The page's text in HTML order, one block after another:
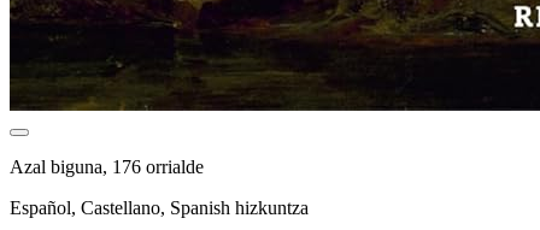
Azal biguna, 176 orrialde
Español, Castellano, Spanish hizkuntza